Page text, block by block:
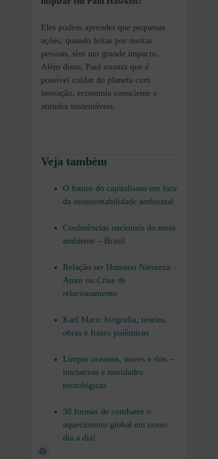
Eles podem aprender que pequenas
ações, quando feitas por muitas
pessoas, têm um grande impacto.
Além disso, Paul mostra que é
possível cuidar do planeta com
inovação, economia consciente e
atitudes sustentáveis.
Veja também
O futuro do capitalismo em face
da insustentabilidade ambiental
Conferências nacionais do meio
ambiente – Brasil
Relação ser Humano Natureza –
Amor ou Crise de
relacionamento
Karl Marx: biografia, teorias,
obras e frases polêmicas
Limpar oceanos, mares e rios –
iniciativas e novidades
tecnológicas
30 formas de combater o
aquecimento global em nosso
dia a dia!